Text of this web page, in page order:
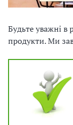
Будьте уважні в
продукти. Ми